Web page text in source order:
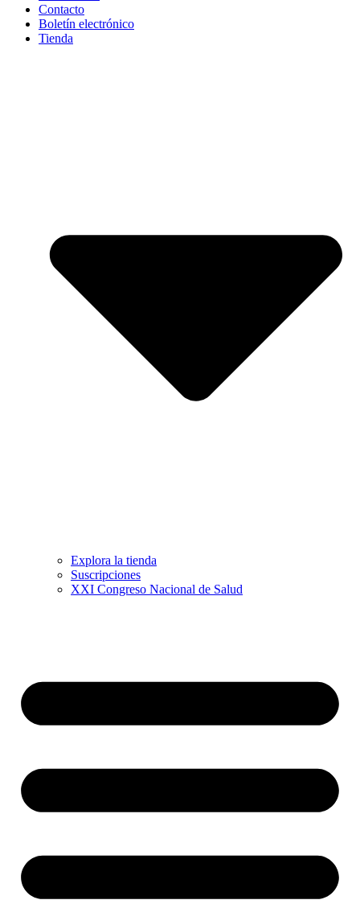
Contacto
Boletín electrónico
Tienda
Explora la tienda
Suscripciones
XXI Congreso Nacional de Salud